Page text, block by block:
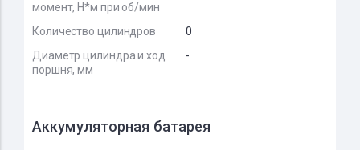
момент, Н*м при об/мин
Количество цилиндров
0
Диаметр цилиндра и ход
поршня, мм
-
Аккумуляторная батарея